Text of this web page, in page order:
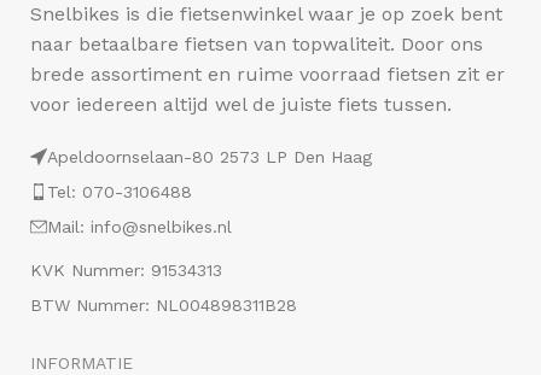
Snelbikes is die fietsenwinkel waar je op zoek bent
naar betaalbare fietsen van topwaliteit. Door ons
brede assortiment en ruime voorraad fietsen zit er
voor iedereen altijd wel de juiste fiets tussen.
Apeldoornselaan-80 2573 LP Den Haag
Tel: 070-3106488
Mail: info@snelbikes.nl
KVK Nummer: 91534313
BTW Nummer: NL004898311B28
INFORMATIE